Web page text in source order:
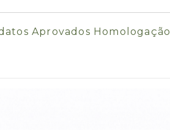
Aprovados Homologação